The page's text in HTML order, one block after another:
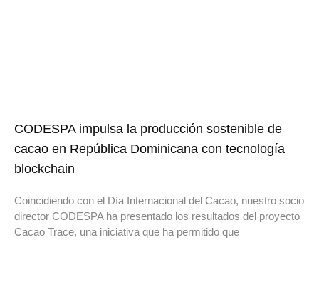
CODESPA impulsa la producción sostenible de
cacao en República Dominicana con tecnología
blockchain
Coincidiendo con el Día Internacional del Cacao, nuestro socio
director CODESPA ha presentado los resultados del proyecto
Cacao Trace, una iniciativa que ha permitido que